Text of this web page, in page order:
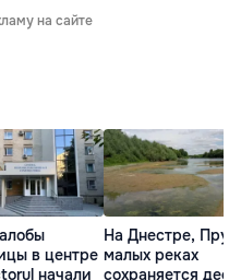
на сайте
в центре
начали
На Днестре,
малых реках
сохраняется